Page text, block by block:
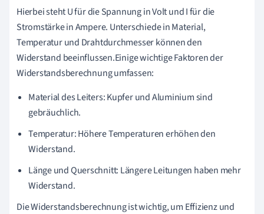
Hierbei steht U für die Spannung in Volt und I für die
Stromstärke in Ampere. Unterschiede in Material,
Temperatur und Drahtdurchmesser können den
Widerstand beeinflussen.Einige wichtige Faktoren der
Widerstandsberechnung umfassen:
Material des Leiters: Kupfer und Aluminium sind
gebräuchlich.
Temperatur: Höhere Temperaturen erhöhen den
Widerstand.
Länge und Querschnitt: Längere Leitungen haben mehr
Widerstand.
Die Widerstandsberechnung ist wichtig, um Effizienz und